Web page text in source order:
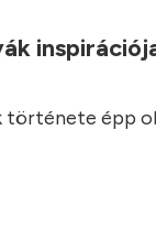
története épp